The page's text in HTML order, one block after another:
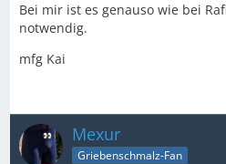
Bei mir ist es genauso wie bei
notwendig.
mfg Kai
Mexur
Griebenschmalz-Fan